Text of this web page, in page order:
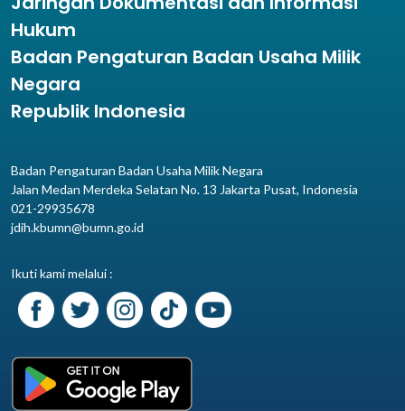
Hukum
Badan Pengaturan Badan Usaha Milik
Negara
Republik Indonesia
Badan Pengaturan Badan Usaha Milik Negara
Jalan Medan Merdeka Selatan No. 13 Jakarta Pusat, Indonesia
021-29935678
jdih.kbumn@bumn.go.id
Ikuti kami melalui :